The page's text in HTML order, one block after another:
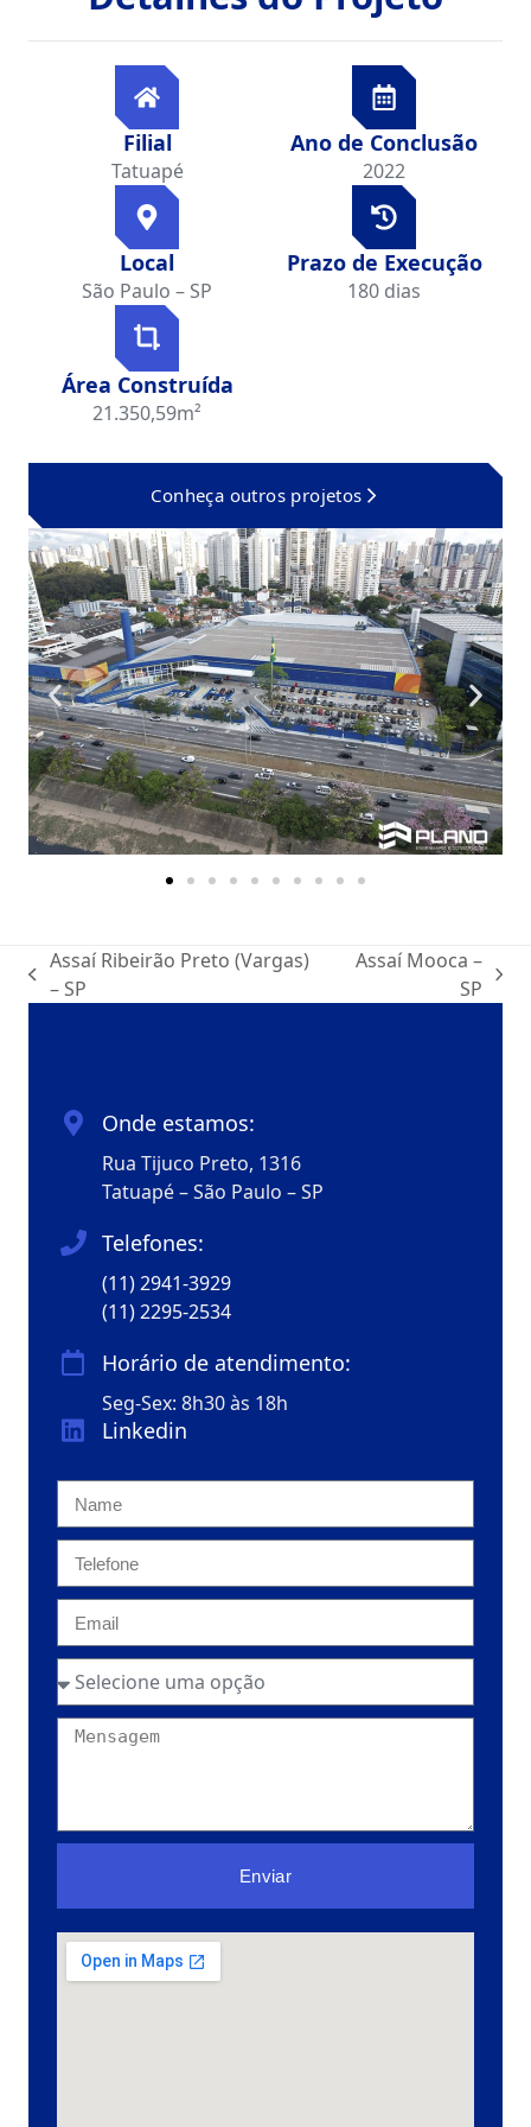
Filial
Tatuapé
Ano de Conclusão
2022
Local
São Paulo – SP
Prazo de Execução
180 dias
Área Construída
21.350,59m²
Conheça outros projetos
Assaí Ribeirão Preto (Vargas)
– SP
Assaí Mooca –
SP
Onde estamos:
Rua Tijuco Preto, 1316
Tatuapé – São Paulo – SP
Telefones:
(11) 2941-3929
(11) 2295-2534
Horário de atendimento:
Seg-Sex: 8h30 às 18h
Linkedin
Enviar